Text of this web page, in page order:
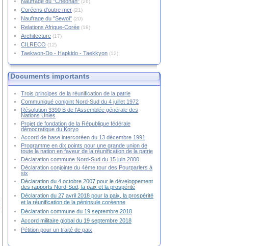
(26)
Coréens d'outre mer (21)
Naufrage du "Sewol" (20)
Relations Afrique-Corée (18)
Architecture (17)
CILRECO (12)
Taekwon-Do - Hapkido - Taekkyon (12)
Documents importants
Trois principes de la réunification de la patrie
Communiqué conjoint Nord-Sud du 4 juillet 1972
Résolution 3390 B de l'Assemblée générale des
Nations Unies
Projet de fondation de la République fédérale
démocratique du Koryo
Accord de base intercoréen du 13 décembre 1991
Programme en dix points pour une grande union de
toute la nation en faveur de la réunification de la patrie
Déclaration commune Nord-Sud du 15 juin 2000
Déclaration conjointe du 4ème tour des Pourparlers à
six
Déclaration du 4 octobre 2007 pour le développement
des rapports Nord-Sud, la paix et la prospérité
Déclaration du 27 avril 2018 pour la paix, la prospérité
et la réunification de la péninsule coréenne
Déclaration commune du 19 septembre 2018
Accord militaire global du 19 septembre 2018
Pétition pour un traité de paix